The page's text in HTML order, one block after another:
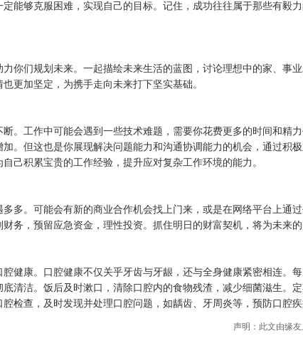
能够克服困难，实现自己的目标。记住，成功往往属于那些有毅
你们规划未来。一起描绘未来生活的蓝图，讨论理想中的家、事
更加坚定，为携手走向未来打下坚实基础。
。工作中可能会遇到一些技术难题，需要你花费更多的时间和精
。但这也是你展现解决问题能力和沟通协调能力的机会，通过积
己积累宝贵的工作经验，提升应对复杂工作环境的能力。
多。可能会有新的商业合作机会找上门来，或是在网络平台上通
务，预留应急资金，理性投资。抓住明日的财富契机，将为未来的
健康。口腔健康不仅关乎牙齿与牙龈，还与全身健康紧密相连。
清洁。饭后及时漱口，清除口腔内的食物残渣，减少细菌滋生。
检查，及时发现并处理口腔问题，如龋齿、牙周炎等，预防口腔疾
声明：此文由缘友